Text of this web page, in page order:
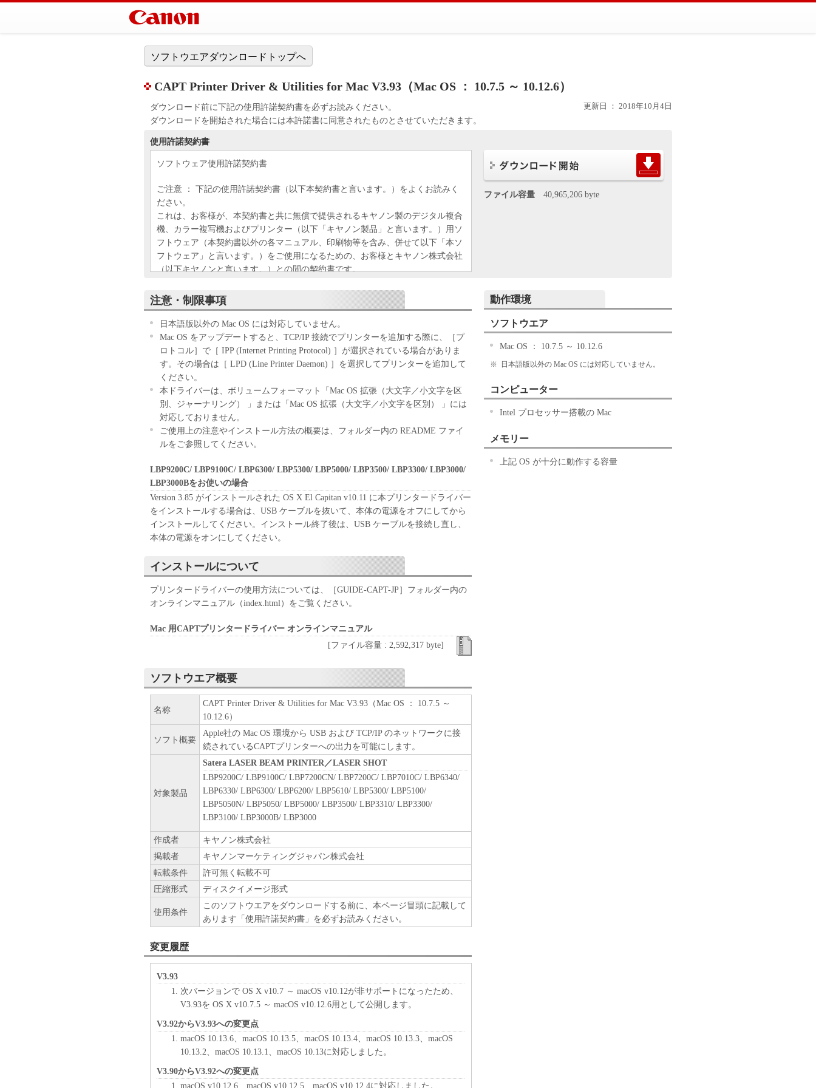
ソフトウエアダウンロードトップへ
CAPT Printer Driver & Utilities for Mac V3.93（Mac OS ： 10.7.5 ～ 10.12.6）
ダウンロード前に下記の使用許諾契約書を必ずお読みください。
ダウンロードを開始された場合には本許諾書に同意されたものとさせていただきます。
更新日 ： 2018年10月4日
使用許諾契約書
ソフトウェア使用許諾契約書
ご注意 ： 下記の使用許諾契約書（以下本契約書と言います。）をよくお読みく
ださい。
これは、お客様が、本契約書と共に無償で提供されるキヤノン製のデジタル複合
機、カラー複写機およびプリンター（以下「キヤノン製品」と言います。）用ソ
フトウェア（本契約書以外の各マニュアル、印刷物等を含み、併せて以下「本ソ
フトウェア」と言います。）をご使用になるための、お客様とキヤノン株式会社
（以下キヤノンと言います。）との間の契約書です。
お客様は、『同意』を示す下記のボタンをクリックした時点、または「本ソフト
ウェア」のインストールのいずれかをもって、本契約書に同意したことになりま
す。
お客様が本契約書に同意できない場合、「本ソフトウェア」を使用することはで
きません。
１．許諾
(1) キヤノンは、お客様が「キヤノン製品」を利用する目的のために、「キヤノ
ン製品」に直接またはネットワークを通じ接続される複数のコンピューター（以
下「指定機器」と言います。）において、「本ソフトウェア」を使用（本契約書
においては、「本ソフトウェア」をコンピューターの記憶媒体上にインストール
すること、またはコンピューターにおいて表示すること、アクセスすること、も
お客様に対して許諾します。お客様は、また「指定機器」にネットワークを通じ
て接続されたコンピューター上で、かかるコンピューターの使用者に対して「本
ソフトウェア」を使用させることができますが、かかるコンピューターの使用者
に本契約書上の義務および条件を遵守させるとともに、その履行に関し全責任を
負うことを条件とします。
(2) お客様は、上記(1)に基づいて「本ソフトウェア」を使用するためのバックア
(3) 上記(1)および(2)に定める場合を除き、キヤノンまたはキヤノンのライセンサ
ーのいかなる知的財産権も、明示たると黙示たるとを問わず、本契約書によって
お客様に譲渡あるいは許諾されるものではありません。
(1) お客様は、再使用許諾、譲渡、販売、頒布、リースもしくは貸与その他の方
法により、第三者に「本ソフトウェア」を使用させることはできません。
(2) お客様は、「本ソフトウェア」の全部または一部を修正、改変、逆コンパイ
ル、逆アセンブル、その他リバースエンジニアリング等することはできません。
また第三者にこのような行為をさせてはなりません。
３．著作権表示
お客様は、「本ソフトウェア」に含まれるキヤノンまたはキヤノンのライセンサ
ーの著作権表示を変更し、除去しもしくは削除してはなりません。
４．所有権
「本ソフトウェア」に係る権原および所有権は、その内容によりキヤノンまたは
キヤノンのライセンサーに帰属します。
お客様は、日本国政府または関連する外国政府より必要な許可等を得ることなし
に、「本ソフトウェア」の全部または一部を、直接または間接に輸出してはなり
ません。
６．サポートおよびアップデート
キヤノン、キヤノンの子会社、関係会社、それらの販売代理店および販売店、並
びにキヤノンのライセンサーは、お客様による「本ソフトウェア」の使用を支援
すること、および「本ソフトウェア」に対してアップデート、バグの修正あるい
はサポートを行うことについて、いかなる責任も負うものではありません。
７．保証の否認・免責
(1) 「本ソフトウェア」は、『現状のまま』の状態で使用許諾されます。キヤノ
ン、キヤノンのライセンサー、キヤノンの子会社、キヤノンの関連会社、それら
の販売代理店または販売店のいずれも、「本ソフトウェア」に関して、商品性お
よび特定の目的への適合性の保証を含め、いかなる保証も、明示たると黙示たる
とを問わず一切しないものとします。
(2) キヤノン、キヤノンのライセンサー、キヤノンの子会社、キヤノンの関連会
社、それらの販売代理店または販売店のいずれも、「本ソフトウェア」の使用ま
随的な損害を含むがこれらに限定されない全ての損害を言います。）について、
ファイル容量 40,965,206 byte
注意・制限事項
日本語版以外の Mac OS には対応していません。
Mac OS をアップデートすると、TCP/IP 接続でプリンターを追加する際に、［プ
ロトコル］で［ IPP (Internet Printing Protocol) ］が選択されている場合がありま
す。その場合は［ LPD (Line Printer Daemon) ］を選択してプリンターを追加して
ください。
本ドライバーは、ボリュームフォーマット「Mac OS 拡張（大文字／小文字を区
別、ジャーナリング） 」または「Mac OS 拡張（大文字／小文字を区別） 」には
対応しておりません。
ご使用上の注意やインストール方法の概要は、フォルダー内の README ファイ
ルをご参照してください。
LBP9200C/ LBP9100C/ LBP6300/ LBP5300/ LBP5000/ LBP3500/ LBP3300/ LBP3000/
LBP3000Bをお使いの場合
Version 3.85 がインストールされた OS X El Capitan v10.11 に本プリンタードライバー
をインストールする場合は、USB ケーブルを抜いて、本体の電源をオフにしてから
インストールしてください。インストール終了後は、USB ケーブルを接続し直し、
本体の電源をオンにしてください。
インストールについて
プリンタードライバーの使用方法については、［GUIDE-CAPT-JP］フォルダー内の
オンラインマニュアル（index.html）をご覧ください。
Mac 用CAPTプリンタードライバー オンラインマニュアル
[ファイル容量 : 2,592,317 byte]
ソフトウエア概要
名称
CAPT Printer Driver & Utilities for Mac V3.93（Mac OS ： 10.7.5 ～
10.12.6）
ソフト概要
Apple社の Mac OS 環境から USB および TCP/IP のネットワークに接
続されているCAPTプリンターへの出力を可能にします。
対象製品
Satera LASER BEAM PRINTER／LASER SHOT
LBP9200C/ LBP9100C/ LBP7200CN/ LBP7200C/ LBP7010C/ LBP6340/
LBP6330/ LBP6300/ LBP6200/ LBP5610/ LBP5300/ LBP5100/
LBP5050N/ LBP5050/ LBP5000/ LBP3500/ LBP3310/ LBP3300/
LBP3100/ LBP3000B/ LBP3000
作成者
キヤノン株式会社
掲載者
キヤノンマーケティングジャパン株式会社
転載条件
許可無く転載不可
圧縮形式
ディスクイメージ形式
使用条件
このソフトウエアをダウンロードする前に、本ページ冒頭に記載して
あります「使用許諾契約書」を必ずお読みください。
変更履歴
V3.93
次バージョンで OS X v10.7 ～ macOS v10.12が非サポートになったため、
V3.93を OS X v10.7.5 ～ macOS v10.12.6用として公開します。
V3.92からV3.93への変更点
macOS 10.13.6、macOS 10.13.5、macOS 10.13.4、macOS 10.13.3、macOS
10.13.2、macOS 10.13.1、macOS 10.13に対応しました。
V3.90からV3.92への変更点
macOS v10.12.6、macOS v10.12.5、macOS v10.12.4に対応しました。
動作環境
ソフトウエア
Mac OS ： 10.7.5 ～ 10.12.6
※ 日本語版以外の Mac OS には対応していません。
コンピューター
Intel プロセッサー搭載の Mac
メモリー
上記 OS が十分に動作する容量